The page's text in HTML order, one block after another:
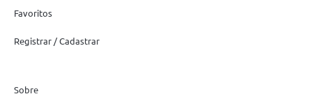
Favoritos
Registrar / Cadastrar
Sobre